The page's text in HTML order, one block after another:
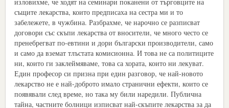
същите лекарства, които предписаха на сестра ми и то
забележете, в чужбина. Разбрахме, че нарочно се разписват
договори със скъпи лекарства от вносители, че много често се
пренебрегват по-евтини и дори български производители, само
и само да вземат тлъстата комисионна. И това не са политиците
ни, които ги заклеймяваме, това са хората, които ни лекуват.
Един професор си призна при един разговор, че най-новото
лекарство не е най-доброто имало странични ефекти, които се
появявали след време, но така му били наредили. Публична
тайна, частните болници изписват най-скъпите лекарства за да